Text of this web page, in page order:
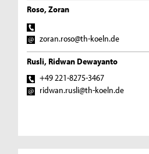
Roso, Zoran
zoran.roso@th-koeln.de
Rusli, Ridwan Dewayanto
+49 221-8275-3467
ridwan.rusli@th-koeln.de